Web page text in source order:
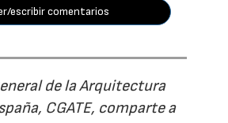
escribir comentarios
de la Arquitectura
CGATE, comparte a